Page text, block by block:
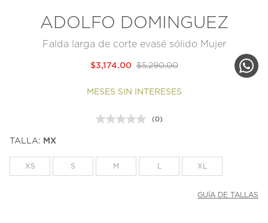
ADOLFO DOMINGUEZ
Falda larga de corte evasé sólido Mujer
$5,290.00
$3,174.00
MESES SIN INTERESES
Sin
la
misma
(0)
TALLA: MX
XS S M XL
GUÍA DE TALLAS